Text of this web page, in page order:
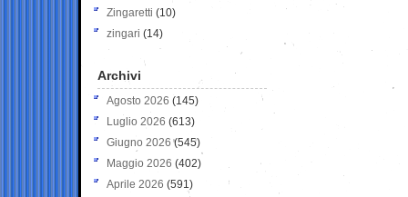
Zingaretti (10)
zingari (14)
Archivi
Agosto 2026 (145)
Luglio 2026 (613)
Giugno 2026 (545)
Maggio 2026 (402)
Aprile 2026 (591)